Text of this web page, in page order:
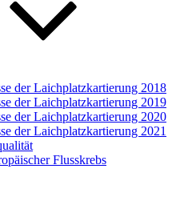
der Laichplatzkartierung 2018
der Laichplatzkartierung 2019
der Laichplatzkartierung 2020
der Laichplatzkartierung 2021
Flusskrebs